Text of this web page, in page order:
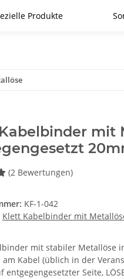
Produkte
mit
(2 Bewertungen)
KF-1-042
Klett Kabelbinder mit
mit stabiler Metallöse
Kabel (üblich in der
entgegengesetzter Seite,